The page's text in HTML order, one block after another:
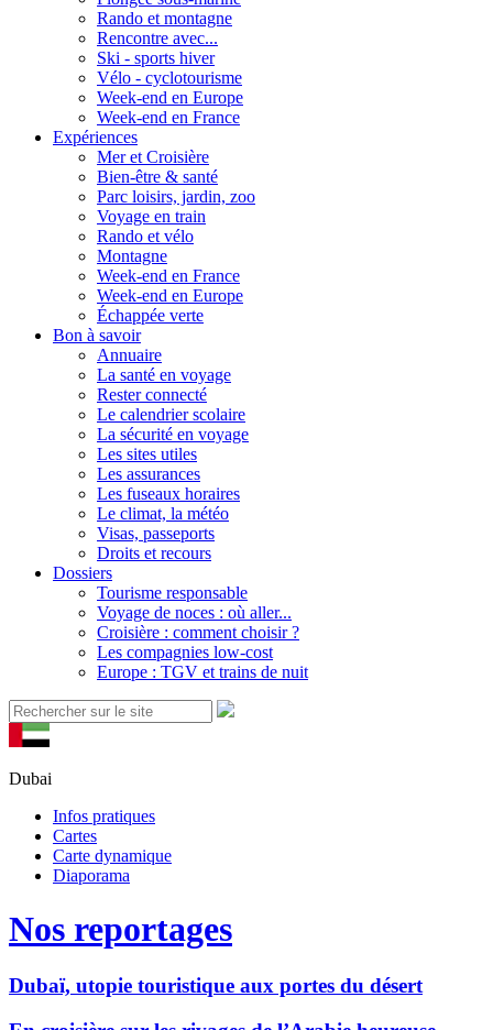
Rando et montagne
Rencontre avec...
Ski - sports hiver
Vélo - cyclotourisme
Week-end en Europe
Week-end en France
Expériences
Mer et Croisière
Bien-être & santé
Parc loisirs, jardin, zoo
Voyage en train
Rando et vélo
Montagne
Week-end en France
Week-end en Europe
Échappée verte
Bon à savoir
Annuaire
La santé en voyage
Rester connecté
Le calendrier scolaire
La sécurité en voyage
Les sites utiles
Les assurances
Les fuseaux horaires
Le climat, la météo
Visas, passeports
Droits et recours
Dossiers
Tourisme responsable
Voyage de noces : où aller...
Croisière : comment choisir ?
Les compagnies low-cost
Europe : TGV et trains de nuit
Dubai
Infos pratiques
Cartes
Carte dynamique
Diaporama
Nos reportages
Dubaï, utopie touristique aux portes du désert